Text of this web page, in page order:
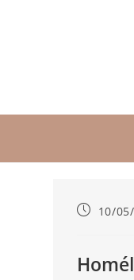
10/